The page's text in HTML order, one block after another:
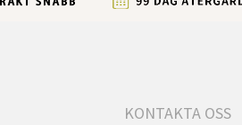
KONTAKTA OSS